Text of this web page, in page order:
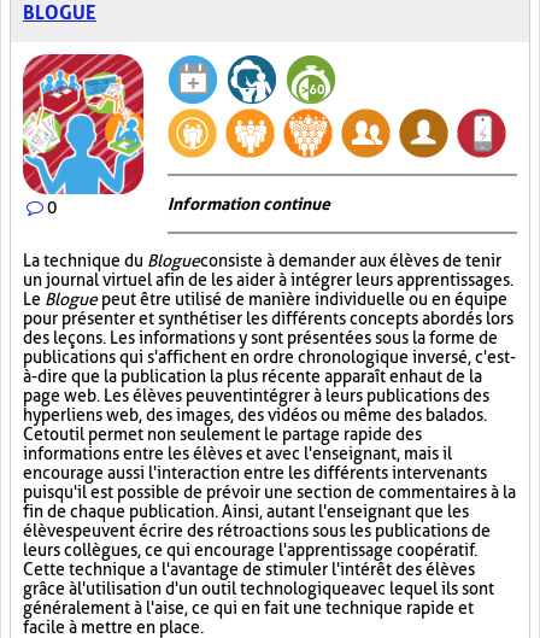
BLOGUE
0 Information continue
La technique du Blogueconsiste à demander aux élèves de tenir
un journal virtuel afin de les aider à intégrer leurs apprentissages.
Le Bloguepeut être utilisé de manière individuelle ou en équipe
pour présenter et synthétiser les différents concepts abordés lors
des leçons. Les informations y sont présentées sous la forme de
publications qui s'affichent en ordre chronologique inversé, c'est-
à-dire que la publication la plus récente apparaît en haut de la
page web. Les élèves peuvent intégrer à leurs publications des
hyperliens web, des images, des vidéos ou même des balados.
Cet outil permet non seulement le partage rapide des
informations entre les élèves et avec l'enseignant, mais il
encourage aussi l'interaction entre les différents intervenants
puisqu'il est possible de prévoir une section de commentaires à la
fin de chaque publication. Ainsi, autant l'enseignant que les
élèves peuvent écrire des rétroactions sous les publications de
leurs collègues, ce qui encourage l'apprentissage coopératif.
Cette technique a l'avantage de stimuler l'intérêt des élèves
grâce à l'utilisation d'un outil technologique avec lequel ils sont
généralement à l'aise, ce qui en fait une technique rapide et
facile à mettre en place.